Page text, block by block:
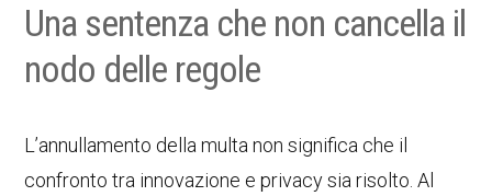
Una sentenza che non cancella il
nodo delle regole
L’annullamento della multa non significa che il
confronto tra innovazione e privacy sia risolto. Al